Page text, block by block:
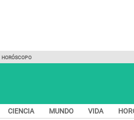
HORÓSCOPO
CIENCIA MUNDO VIDA